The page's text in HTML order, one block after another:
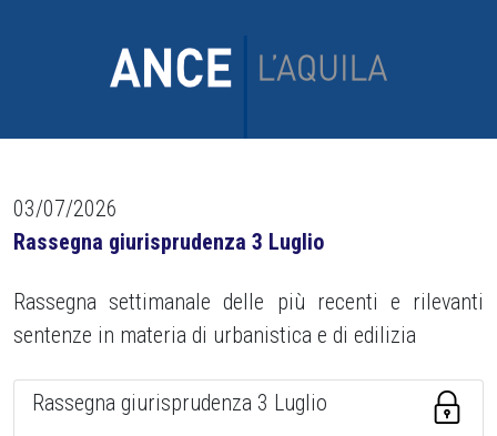
03/07/2026
Rassegna giurisprudenza 3 Luglio
Rassegna settimanale delle più recenti e rilevanti
sentenze in materia di urbanistica e di edilizia
Rassegna giurisprudenza 3 Luglio